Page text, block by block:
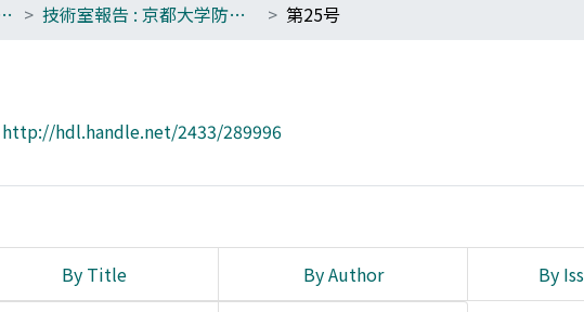
Research Institute 技術室報告 : 京都大学防災研究所 第25号
http://hdl.handle.net/2433/289996
By Title By Author By